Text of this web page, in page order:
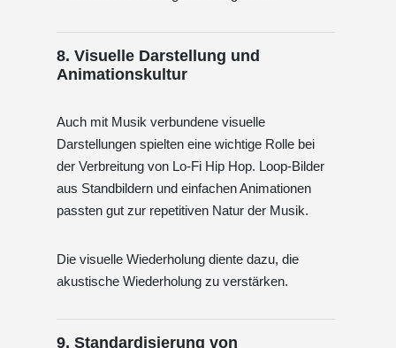
8. Visuelle Darstellung und
Animationskultur
Auch mit Musik verbundene visuelle
Darstellungen spielten eine wichtige Rolle bei
der Verbreitung von Lo-Fi Hip Hop. Loop-Bilder
aus Standbildern und einfachen Animationen
passten gut zur repetitiven Natur der Musik.
Die visuelle Wiederholung diente dazu, die
akustische Wiederholung zu verstärken.
9. Standardisierung von